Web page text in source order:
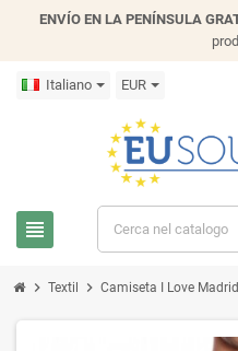
ENVÍO EN LA PENÍNSULA
Italiano EUR
view_headline
chevron_right Textil chevron_right Camiseta I Love